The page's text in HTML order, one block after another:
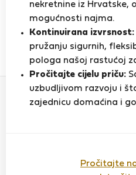
nekretnine iz Hrvatske,
mogućnosti najma.
Kontinuirana izvrsnost:
pružanju sigurnih,
pologa našoj rastućoj
Pročitajte cijelu priču:
uzbudljivom razvoju i
zajednicu domaćina i
Pročitajte
PRIKAŽI
Ocjena i reference
24